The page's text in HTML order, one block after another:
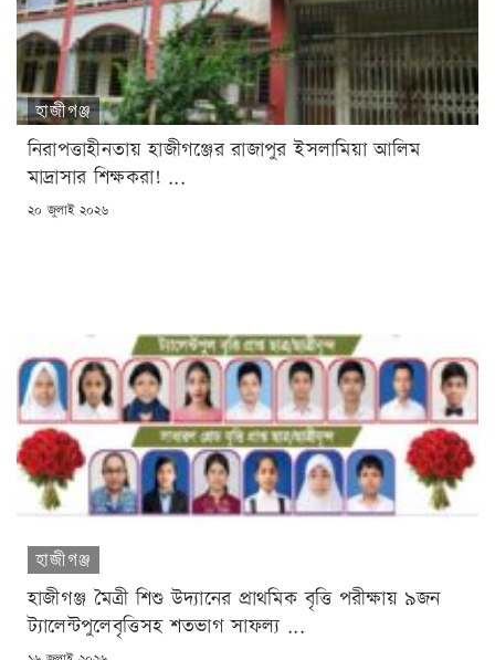
হাজীগঞ্জ
নিরাপত্তাহীনতায় হাজীগঞ্জের রাজাপুর ইসলামিয়া আলিম
মাদ্রাসার শিক্ষকরা! ...
POSTED
২০ জুলাই ২০২৬
হাজীগঞ্জ
হাজীগঞ্জ মৈত্রী শিশু উদ্যানের প্রাথমিক বৃত্তি পরীক্ষায় ৯জন
ট্যালেন্টপুলেবৃত্তিসহ শতভাগ সাফল্য ...